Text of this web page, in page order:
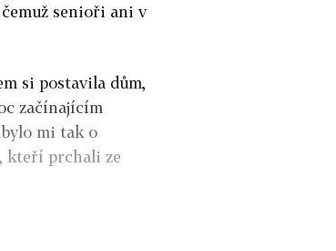
senioři ani v
si postavila dům,
začínajícím
mi tak o
kteří prchali ze